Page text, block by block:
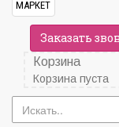
Заказать
Корзина
Корзина пуста